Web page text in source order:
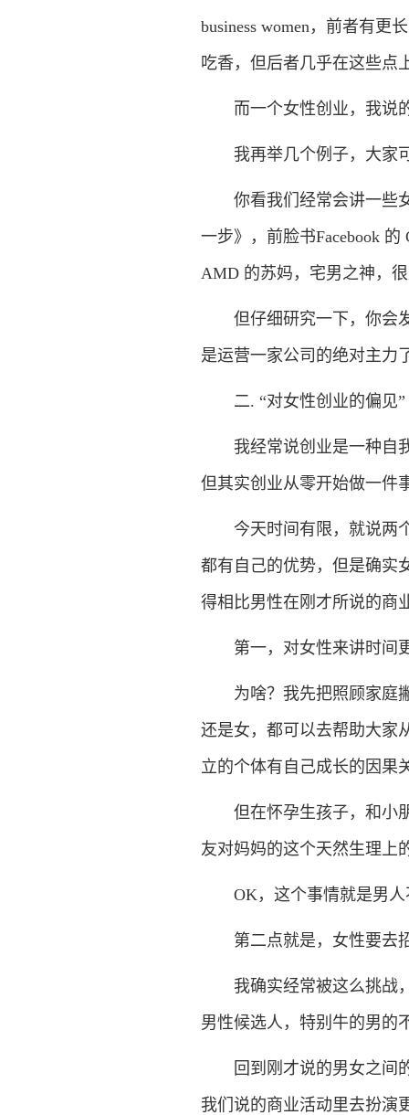
business women，前者有更
吃香，但后者几乎在这些点
而一个女性创业，我说的
我再举几个例子，大家
你看我们经常会讲一些女
一步》，前脸书Facebook
AMD 的苏妈，宅男之神，
但仔细研究一下，你会发
是运营一家公司的绝对主力
二. “对女性创业的偏见”
我经常说创业是一种自我
但其实创业从零开始做一件
今天时间有限，就说两个
都有自己的优势，但是确实
得相比男性在刚才所说的商
第一，对女性来讲时间更
为啥？我先把照顾家庭撇
还是女，都可以去帮助大家
立的个体有自己成长的因果
但在怀孕生孩子，和小朋
友对妈妈的这个天然生理上
OK，这个事情就是男人
第二点就是，女性要去
我确实经常被这么挑战，
男性候选人，特别牛的男的
回到刚才说的男女之间的
我们说的商业活动里去扮演